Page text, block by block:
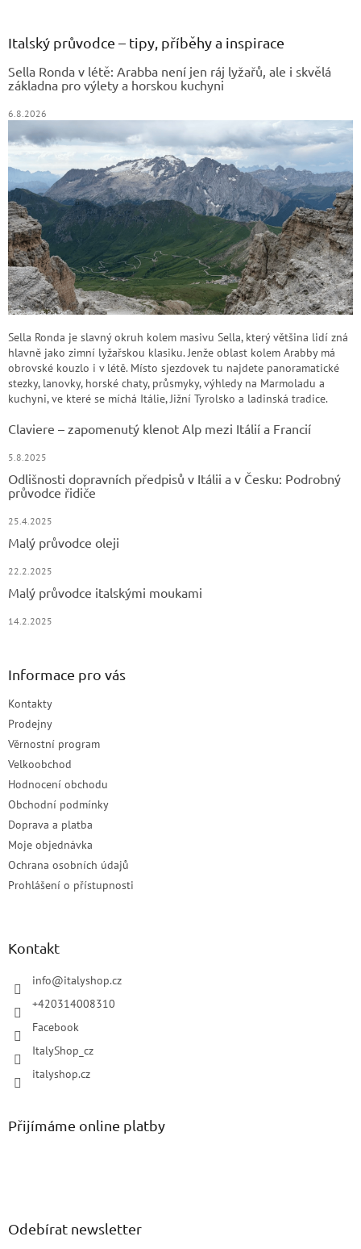
Italský průvodce – tipy, příběhy a inspirace
Sella Ronda v létě: Arabba není jen ráj lyžařů, ale i skvělá
základna pro výlety a horskou kuchyni
6.8.2026
Sella Ronda je slavný okruh kolem masivu Sella, který většina lidí zná
hlavně jako zimní lyžařskou klasiku. Jenže oblast kolem Arabby má
obrovské kouzlo i v létě. Místo sjezdovek tu najdete panoramatické
stezky, lanovky, horské chaty, průsmyky, výhledy na Marmoladu a
kuchyni, ve které se míchá Itálie, Jižní Tyrolsko a ladinská tradice.
Claviere – zapomenutý klenot Alp mezi Itálií a Francií
5.8.2025
Odlišnosti dopravních předpisů v Itálii a v Česku: Podrobný
průvodce řidiče
25.4.2025
Malý průvodce oleji
22.2.2025
Malý průvodce italskými moukami
14.2.2025
Informace pro vás
Kontakty
Prodejny
Věrnostní program
Velkoobchod
Hodnocení obchodu
Obchodní podmínky
Doprava a platba
Moje objednávka
Ochrana osobních údajů
Prohlášení o přístupnosti
Kontakt
info@italyshop.cz
+420314008310
Facebook
ItalyShop_cz
italyshop.cz
Přijímáme online platby
Odebírat newsletter